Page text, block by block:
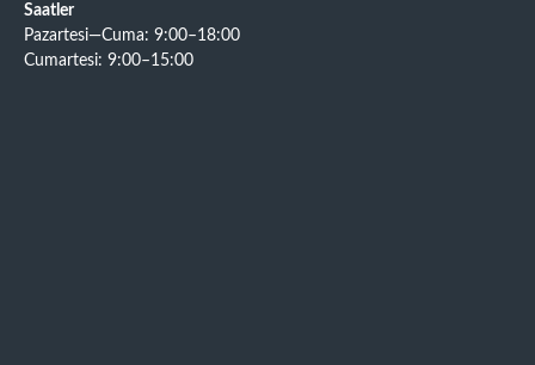
Saatler
Pazartesi—Cuma: 9:00–18:00
Cumartesi: 9:00–15:00